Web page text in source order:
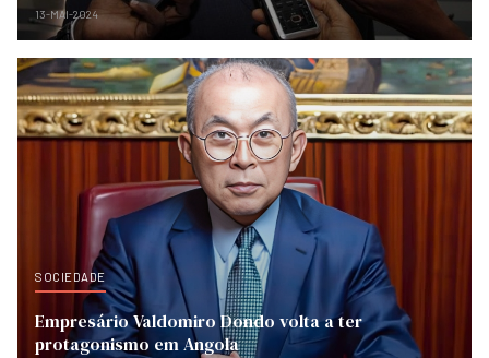
13-MAI-2024
SOCIEDADE
Empresário Valdomiro Dondo volta a ter
protagonismo em Angola